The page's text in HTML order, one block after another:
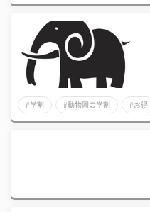
#学割 #動物園の学割 #お得